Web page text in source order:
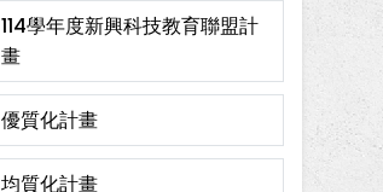
114學年度新興科技教育聯盟計
畫
優質化計畫
均質化計畫